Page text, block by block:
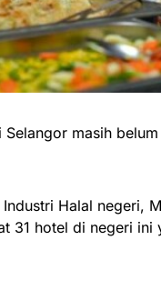
masih
Halal negeri,
31 hotel di negeri ini